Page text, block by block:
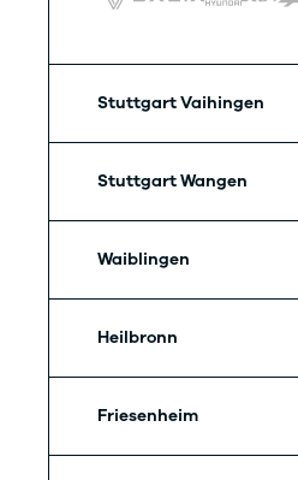
Stuttgart Vaihingen
Stuttgart Wangen
Waiblingen
Heilbronn
Friesenheim